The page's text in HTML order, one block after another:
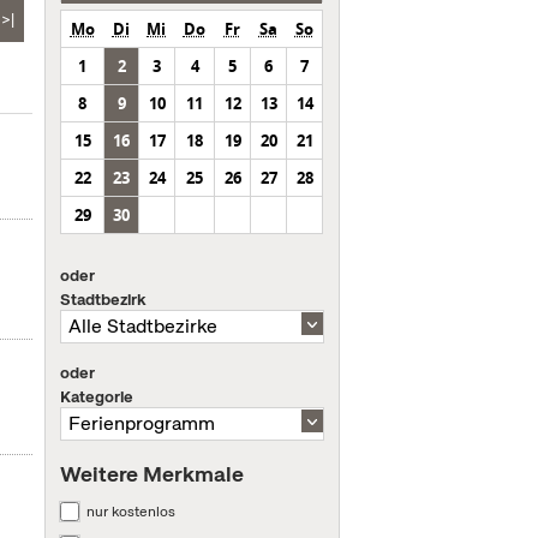
>| Mo Di Mi Do Fr Sa
So
1
2 3 4 5 6
7
8
9 10 11 12 13
14
15
16 17 18 19 20
21
22
23 24 25 26 27
28
29
30
oder
Stadtbezirk
oder
Kategorie
Weitere Merkmale
nur kostenlos